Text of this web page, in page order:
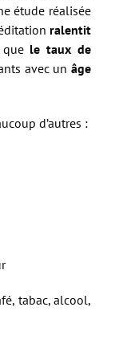
étude réalisée
ralentit
le taux de
avec unâge
d’autres :
tabac, alcool,